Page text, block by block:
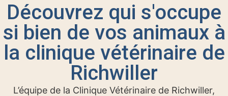
Découvrez qui s'occupe
si bien de vos animaux à
la clinique vétérinaire de
Richwiller
L’équipe de la Clinique Vétérinaire de Richwiller,